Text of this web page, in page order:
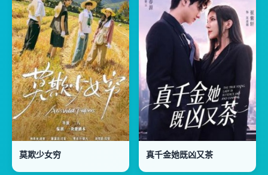
莫欺少女穷 真千金她既凶又茶